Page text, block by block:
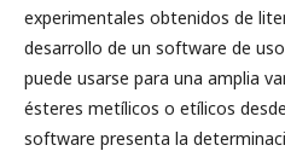
experimentales obtenidos de
desarrollo de un software de
puede usarse para una amplia
ésteres metílicos o etílicos
software presenta la